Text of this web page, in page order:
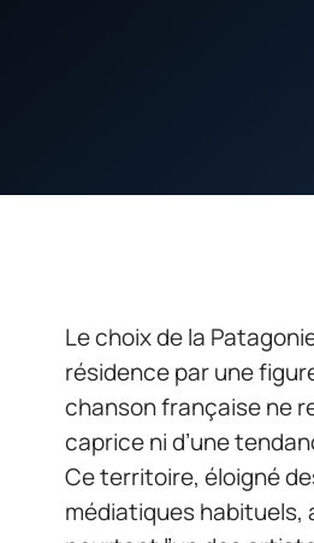
Le choix de la
résidence par une
chanson française ne
caprice ni d’une
Ce territoire, éloigné
médiatiques habituels,